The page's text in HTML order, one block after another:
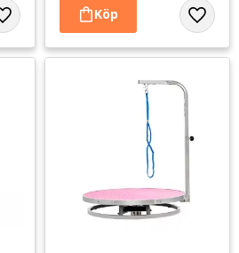
Lägg till i favoriter Lägg